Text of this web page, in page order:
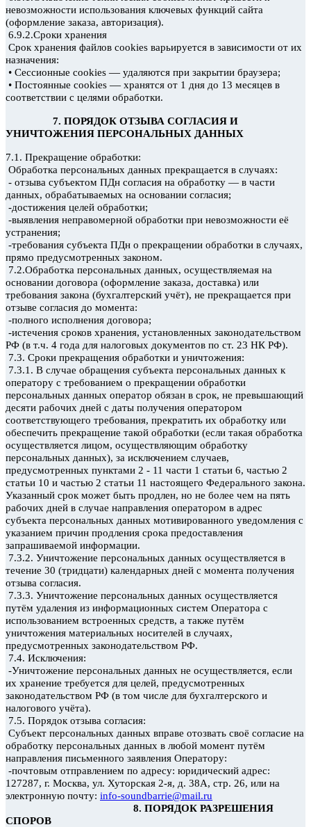
невозможности использования ключевых функций сайта
(оформление заказа, авторизация).
6.9.2.Сроки хранения
Срок хранения файлов cookies варьируется в зависимости от их
назначения:
• Сессионные cookies — удаляются при закрытии браузера;
• Постоянные cookies — хранятся от 1 дня до 13 месяцев в
соответствии с целями обработки.
7. ПОРЯДОК ОТЗЫВА СОГЛАСИЯ И
УНИЧТОЖЕНИЯ ПЕРСОНАЛЬНЫХ ДАННЫХ
7.1. Прекращение обработки:
Обработка персональных данных прекращается в случаях:
- отзыва субъектом ПДн согласия на обработку — в части
данных, обрабатываемых на основании согласия;
-достижения целей обработки;
-выявления неправомерной обработки при невозможности её
устранения;
-требования субъекта ПДн о прекращении обработки в случаях,
прямо предусмотренных законом.
7.2.Обработка персональных данных, осуществляемая на
основании договора (оформление заказа, доставка) или
требования закона (бухгалтерский учёт), не прекращается при
отзыве согласия до момента:
-полного исполнения договора;
-истечения сроков хранения, установленных законодательством
РФ (в т.ч. 4 года для налоговых документов по ст. 23 НК РФ).
7.3. Сроки прекращения обработки и уничтожения:
7.3.1. В случае обращения субъекта персональных данных к
оператору с требованием о прекращении обработки
персональных данных оператор обязан в срок, не превышающий
десяти рабочих дней с даты получения оператором
соответствующего требования, прекратить их обработку или
обеспечить прекращение такой обработки (если такая обработка
осуществляется лицом, осуществляющим обработку
персональных данных), за исключением случаев,
предусмотренных пунктами 2 - 11 части 1 статьи 6, частью 2
статьи 10 и частью 2 статьи 11 настоящего Федерального закона.
Указанный срок может быть продлен, но не более чем на пять
рабочих дней в случае направления оператором в адрес
субъекта персональных данных мотивированного уведомления с
указанием причин продления срока предоставления
запрашиваемой информации.
7.3.2. Уничтожение персональных данных осуществляется в
течение 30 (тридцати) календарных дней с момента получения
отзыва согласия.
7.3.3. Уничтожение персональных данных осуществляется
путём удаления из информационных систем Оператора с
использованием встроенных средств, а также путём
уничтожения материальных носителей в случаях,
предусмотренных законодательством РФ.
7.4. Исключения:
-Уничтожение персональных данных не осуществляется, если
их хранение требуется для целей, предусмотренных
законодательством РФ (в том числе для бухгалтерского и
налогового учёта).
7.5. Порядок отзыва согласия:
Субъект персональных данных вправе отозвать своё согласие на
обработку персональных данных в любой момент путём
направления письменного заявления Оператору:
-почтовым отправлением по адресу: юридический адрес:
127287, г. Москва, ул. Хуторская 2-я, д. 38А, стр. 26, или на
электронную почту: info-soundbarrie@mail.ru
8. ПОРЯДОК РАЗРЕШЕНИЯ
СПОРОВ